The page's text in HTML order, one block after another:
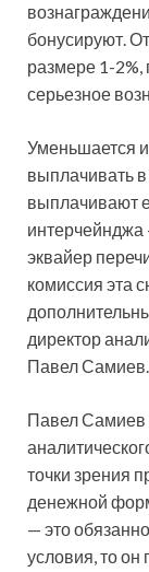
бонусируют.
размере 1-
серьезное
Уменьшается
выплачивать
выплачивают
интерчейнджа
эквайер
комиссия эта
директор
Павел Самиев.
Павел Самиев
точки зрения
денежной
— это
условия, то он